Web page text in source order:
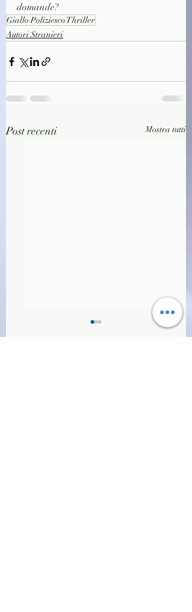
domande?
Giallo Poliziesco Thriller
Autori Stranieri
Post recenti Mostra tutti